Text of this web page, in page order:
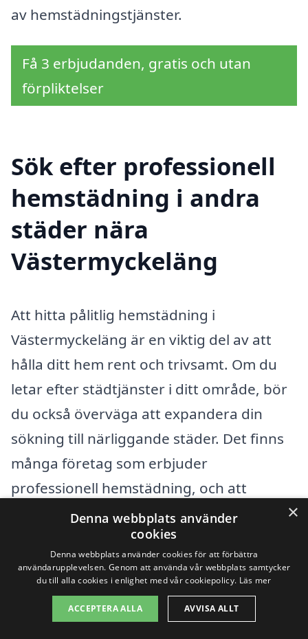
av hemstädningstjänster.
Få 3 erbjudanden, gratis och utan
förpliktelser
Sök efter professionell
hemstädning i andra
städer nära
Västermyckeläng
Att hitta pålitlig hemstädning i
Västermyckeläng är en viktig del av att
hålla ditt hem rent och trivsamt. Om du
letar efter städtjänster i ditt område, bör
du också överväga att expandera din
sökning till närliggande städer. Det finns
många företag som erbjuder
professionell hemstädning, och att
jämföra olika alternativ kan hjälpa dig att
hitta bästa möjliga erbjudande.
Några av de grannstäderna där du kan
hitta tjänster för hemstädning inkluderar:
×
Denna webbplats använder
cookies
Denna webbplats använder cookies för att förbättra
användarupplevelsen. Genom att använda vår webbplats samtycker
du till alla cookies i enlighet med vår cookiepolicy. Läs mer
ACCEPTERA ALLA AVVISA ALLT